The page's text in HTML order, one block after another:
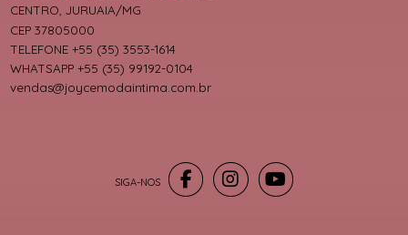
CENTRO, JURUAIA/MG
CEP 37805000
TELEFONE +55 (35) 3553-1614
WHATSAPP +55 (35) 99192-0104
vendas@joycemodaintima.com.br